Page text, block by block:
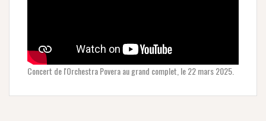
Concert de l'Orchestra Povera au grand complet, le 22 mars 2025.